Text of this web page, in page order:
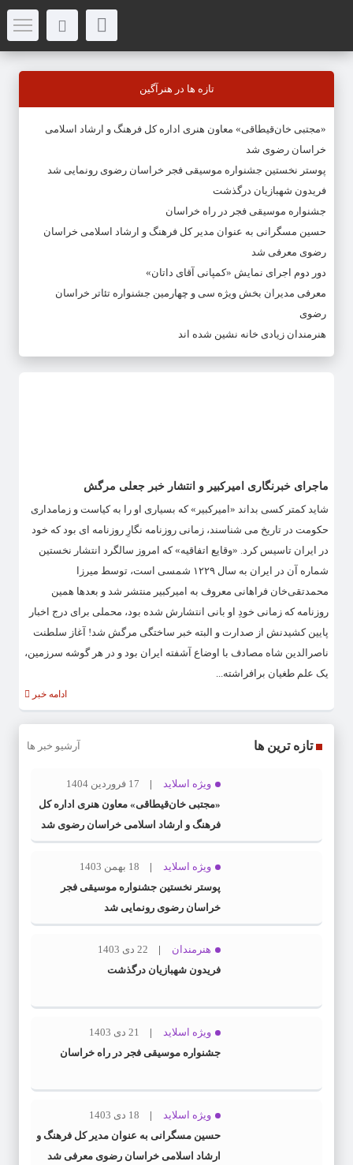
تازه ها در هنرآگین
«مجتبی خان‌قیطاقی» معاون هنری اداره کل فرهنگ و ارشاد اسلامی
خراسان رضوی شد
پوستر نخستین جشنواره موسیقی فجر خراسان رضوی رونمایی شد
فریدون شهبازیان درگذشت
جشنواره موسیقی فجر در راه خراسان
حسین مسگرانی به عنوان مدیر کل فرهنگ و ارشاد اسلامی خراسان
رضوی معرفی شد
دور دوم اجرای نمایش «کمپانی آقای داتان»
معرفی مدیران بخش ویژه سی و چهارمین جشنواره تئاتر خراسان
رضوی
هنرمندان زیادی خانه نشین شده اند
ماجرای خبرنگاری امیرکبیر و انتشار خبر جعلی مرگش
شاید کمتر کسی بداند «امیرکبیر» که بسیاری او را به کیاست و زمامداری
حکومت در تاریخ می شناسند، زمانی روزنامه نگارِ روزنامه ای بود که خود
در ایران تاسیس کرد. «وقایع اتفاقیه» که امروز سالگرد انتشار نخستین
شماره آن در ایران به سال ۱۲۲۹ شمسی است، توسط میرزا
محمدتقی‌خان فراهانی معروف به امیرکبیر منتشر شد و بعدها همین
روزنامه که زمانی خودِ او بانی انتشارش شده بود، محملی برای درج اخبار
پایین کشیدنش از صدارت و البته خبر ساختگی مرگش شد! آغاز سلطنت
ناصرالدین شاه مصادف با اوضاع آشفته ایران بود و در هر گوشه سرزمین،
یک علم طغیان برافراشته...
ادامه خبر
تازه ترین ها آرشیو خبر ها
ویژه اسلاید
17 فروردین 1404
«مجتبی خان‌قیطاقی» معاون هنری اداره کل
فرهنگ و ارشاد اسلامی خراسان رضوی شد
ویژه اسلاید
18 بهمن 1403
پوستر نخستین جشنواره موسیقی فجر
خراسان رضوی رونمایی شد
هنرمندان
22 دی 1403
فریدون شهبازیان درگذشت
ویژه اسلاید
21 دی 1403
جشنواره موسیقی فجر در راه خراسان
ویژه اسلاید
18 دی 1403
حسین مسگرانی به عنوان مدیر کل فرهنگ و
ارشاد اسلامی خراسان رضوی معرفی شد